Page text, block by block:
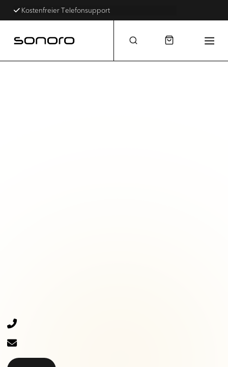
Kostenfreier Telefonsupport